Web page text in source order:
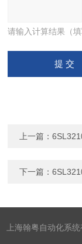
请输入计算结果（
上一篇：
下一篇：
上海翰粤自动化系统